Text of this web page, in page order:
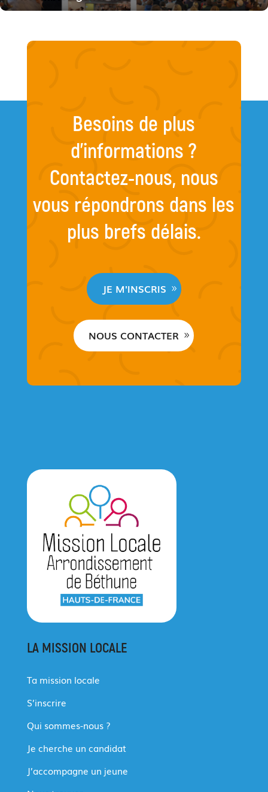
Besoins de plus
d’informations ?
Contactez-nous, nous
vous répondrons dans les
plus brefs délais.
JE M'INSCRIS
NOUS CONTACTER
LA MISSION LOCALE
Ta mission locale
S’inscrire
Qui sommes-nous ?
Je cherche un candidat
J’accompagne un jeune